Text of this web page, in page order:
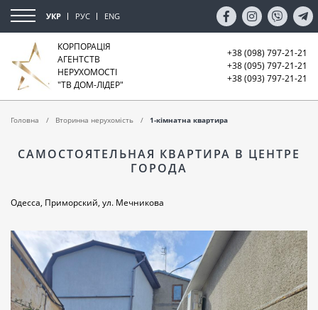
УКР РУС ENG
КОРПОРАЦІЯ
АГЕНТСТВ
НЕРУХОМОСТІ
"ТВ ДОМ-ЛІДЕР"
+38 (098) 797-21-21
+38 (095) 797-21-21
+38 (093) 797-21-21
Головна Вторинна нерухомість 1-кімнатна квартира
САМОСТОЯТЕЛЬНАЯ КВАРТИРА В ЦЕНТРЕ
ГОРОДА
Одесса, Приморский, ул. Мечникова